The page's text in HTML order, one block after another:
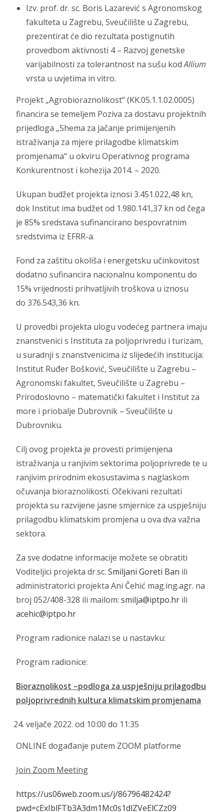
Izv. prof. dr. sc. Boris Lazarević s Agronomskog
fakulteta u Zagrebu, Sveučilište u Zagrebu,
prezentirat će dio rezultata postignutih
provedbom aktivnosti 4 – Razvoj genetske
varijabilnosti za tolerantnost na sušu kodAllium
vrsta u uvjetima in vitro.
Projekt „Agrobioraznolikost“ (KK.05.1.1.02.0005)
financira se temeljem Poziva za dostavu projektnih
prijedloga „Shema za jačanje primijenjenih
istraživanja za mjere prilagodbe klimatskim
promjenama“ u okviru Operativnog programa
Konkurentnost i kohezija 2014. – 2020.
Ukupan budžet projekta iznosi 3.451.022,48 kn,
dok Institut ima budžet od 1.980.141,37 kn od čega
je 85% sredstava sufinancirano bespovratnim
sredstvima iz EFRR-a.
Fond za zaštitu okoliša i energetsku učinkovitost
dodatno sufinancira nacionalnu komponentu do
15% vrijednosti prihvatljivih troškova u iznosu
do 376.543,36 kn.
U provedbi projekta ulogu vodećeg partnera imaju
znanstvenici s Instituta za poljoprivredu i turizam,
u suradnji s znanstvenicima iz slijedećih institucija:
Institut Ruđer Bošković, Sveučilište u Zagrebu –
Agronomski fakultet, Sveučilište u Zagrebu –
Prirodoslovno – matematički fakultet i Institut za
more i priobalje Dubrovnik – Sveučilište u
Dubrovniku.
Cilj ovog projekta je provesti primijenjena
istraživanja u ranjivim sektorima poljoprivrede te u
ranjivim prirodnim ekosustavima s naglaskom
očuvanja bioraznolikosti. Očekivani rezultati
projekta su razvijene jasne smjernice za uspješniju
prilagodbu klimatskim promjena u ova dva važna
sektora.
Za sve dodatne informacije možete se obratiti
Voditeljici projekta dr.sc.Smiljani Goreti Ban ili
administratorici projekta Ani Čehić mag.ing.agr. na
broj 052/408-328 ili mailom:smilja@iptpo.hr ili
acehic@iptpo.hr
Program radionice nalazi se u nastavku:
Program radionice:
Bioraznolikost –podloga za uspješniju prilagodbu
poljoprivrednih kultura klimatskim promjenama
veljače 2022. od 10:00 do 11:35
ONLINE događanje putem ZOOM platforme
Join Zoom Meeting
https://us06web.zoom.us/j/86796482424?
pwd=cExIblFTb3A3dm1Mc0s1dlZVeElCZz09